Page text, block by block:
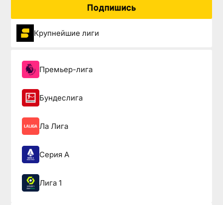
Подпишись
Крупнейшие лиги
Премьер-лига
Бундеслига
Ла Лига
Серия А
Лига 1